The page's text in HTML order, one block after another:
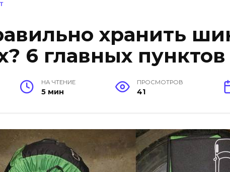
хранить
6 главных пунктов
НА ЧТЕНИЕ
5 мин
ПРОСМОТРОВ
41